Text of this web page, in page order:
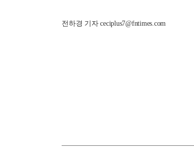
전하경 기자 ceciplus7@fntimes.com